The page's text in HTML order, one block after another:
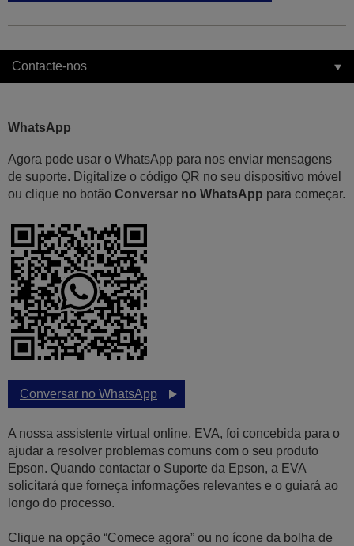
Contacte-nos
WhatsApp
Agora pode usar o WhatsApp para nos enviar mensagens
de suporte. Digitalize o código QR no seu dispositivo móvel
ou clique no botão Conversar no WhatsApp para começar.
Conversar no WhatsApp
A nossa assistente virtual online, EVA, foi concebida para o
ajudar a resolver problemas comuns com o seu produto
Epson. Quando contactar o Suporte da Epson, a EVA
solicitará que forneça informações relevantes e o guiará ao
longo do processo.
Clique na opção “Comece agora” ou no ícone da bolha de